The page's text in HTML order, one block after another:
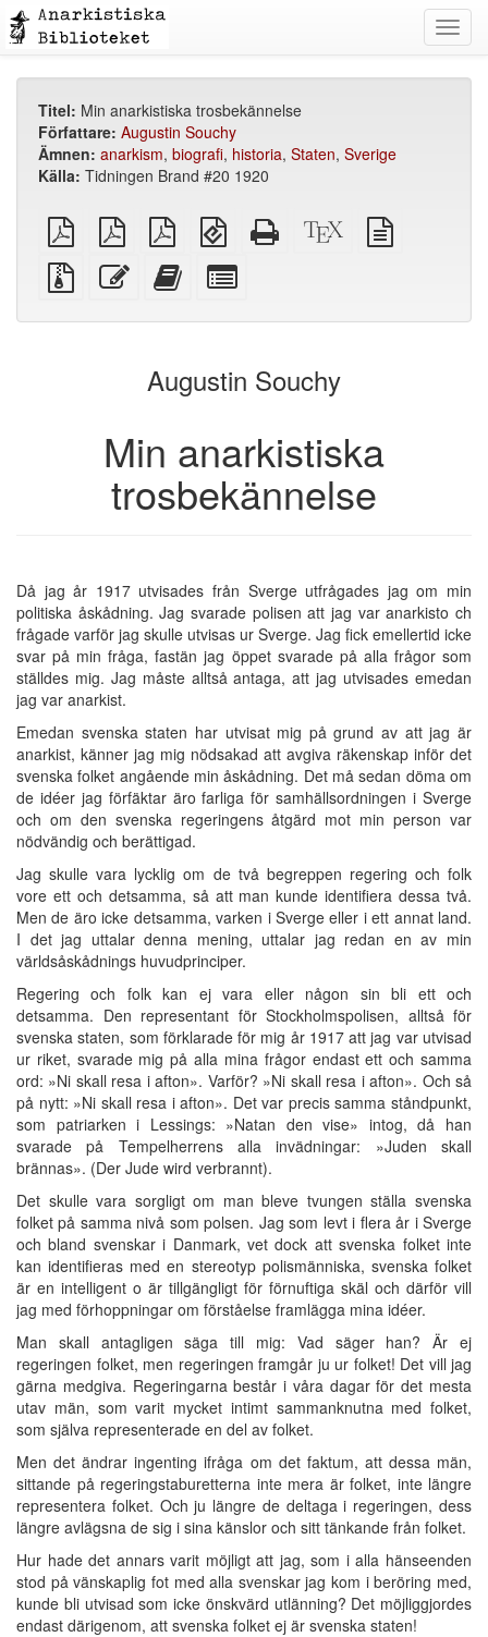
Titel: Min anarkistiska trosbekännelse
Författare: Augustin Souchy
Ämnen: anarkism, biografi, historia, Staten, Sverige
Källa: Tidningen Brand #20 1920
plain
PDF
A4
imposed
PDF
Letter
imposed
PDF
EPUB
(för
mobila
enheter)
Fristående
HTML
XeLaTeX
källa
Källfiler
med
Redigera
denna
Lägg
text
bokskaparen
for
bookbuilder
Augustin Souchy
Min anarkistiska
trosbekännelse
Då jag år 1917 utvisades från Sverge utfrågades jag om min
politiska åskådning. Jag svarade polisen att jag var anarkisto ch
frågade varför jag skulle utvisas ur Sverge. Jag fick emellertid icke
svar på min fråga, fastän jag öppet svarade på alla frågor som
ställdes mig. Jag måste alltså antaga, att jag utvisades emedan
jag var anarkist.
Emedan svenska staten har utvisat mig på grund av att jag är
anarkist, känner jag mig nödsakad att avgiva räkenskap inför det
svenska folket angående min åskådning. Det må sedan döma om
de idéer jag förfäktar äro farliga för samhällsordningen i Sverge
och om den svenska regeringens åtgärd mot min person var
nödvändig och berättigad.
Jag skulle vara lycklig om de två begreppen regering och folk
vore ett och detsamma, så att man kunde identifiera dessa två.
Men de äro icke detsamma, varken i Sverge eller i ett annat land.
I det jag uttalar denna mening, uttalar jag redan en av min
världsåskådnings huvudprinciper.
Regering och folk kan ej vara eller någon sin bli ett och
detsamma. Den representant för Stockholmspolisen, alltså för
svenska staten, som förklarade för mig år 1917 att jag var utvisad
ur riket, svarade mig på alla mina frågor endast ett och samma
ord: »Ni skall resa i afton». Varför? »Ni skall resa i afton». Och så
på nytt: »Ni skall resa i afton». Det var precis samma ståndpunkt,
som patriarken i Lessings: »Natan den vise» intog, då han
svarade på Tempelherrens alla invädningar: »Juden skall
brännas». (Der Jude wird verbrannt).
Det skulle vara sorgligt om man bleve tvungen ställa svenska
folket på samma nivå som polsen. Jag som levt i flera år i Sverge
och bland svenskar i Danmark, vet dock att svenska folket inte
kan identifieras med en stereotyp polismänniska, svenska folket
är en intelligent o är tillgängligt för förnuftiga skäl och därför vill
jag med förhoppningar om förståelse framlägga mina idéer.
Man skall antagligen säga till mig: Vad säger han? Är ej
regeringen folket, men regeringen framgår ju ur folket! Det vill jag
gärna medgiva. Regeringarna består i våra dagar för det mesta
utav män, som varit mycket intimt sammanknutna med folket,
som själva representerade en del av folket.
Men det ändrar ingenting ifråga om det faktum, att dessa män,
sittande på regeringstaburetterna inte mera är folket, inte längre
representera folket. Och ju längre de deltaga i regeringen, dess
längre avlägsna de sig i sina känslor och sitt tänkande från folket.
Hur hade det annars varit möjligt att jag, som i alla hänseenden
stod på vänskaplig fot med alla svenskar jag kom i beröring med,
kunde bli utvisad som icke önskvärd utlänning? Det möjliggjordes
endast därigenom, att svenska folket ej är svenska staten!